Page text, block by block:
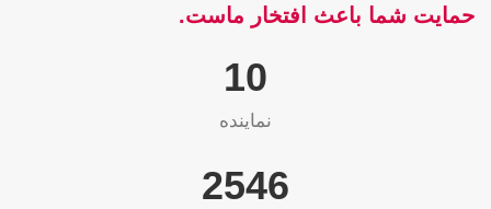
حمایت شما باعث افتخار ماست.
10
نماینده
2565